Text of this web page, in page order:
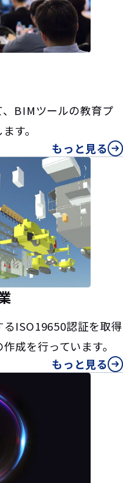
BIMツールの教育プ
す。
もっと見る
ISO19650認証を取得
成を行っています。
もっと見る